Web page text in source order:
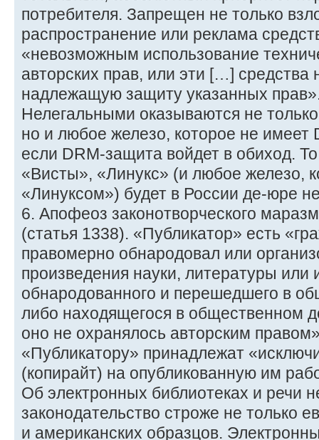
потребителя. Запрещен не только
распространение или реклама
«невозможным использование
авторских прав, или эти […] средства
надлежащую защиту указанных
Нелегальными оказываются не
но и любое железо, которое не имеет
если DRM-защита войдет в обиход.
«Висты», «Линукс» (и любое железо,
«Линуксом») будет в России де-юре
6. Апофеоз законотворческого
(статья 1338). «Публикатор» есть
правомерно обнародовал или
произведения науки, литературы или
обнародованного и перешедшего в
либо находящегося в общественном
оно не охранялось авторским
«Публикатору» принадлежат
(копирайт) на опубликованную им
Об электронных библиотеках и речи
законодательство строже не только
и американских образцов.